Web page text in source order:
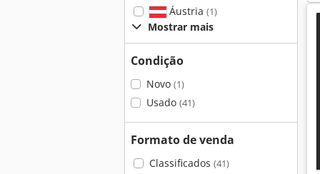
Áustria (1)
Mostrar mais
Condição
Novo (1)
Usado (41)
Formato de venda
Classificados (41)